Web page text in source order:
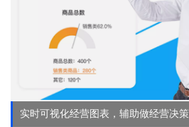
实时可视化经营图表，辅助做经营决策